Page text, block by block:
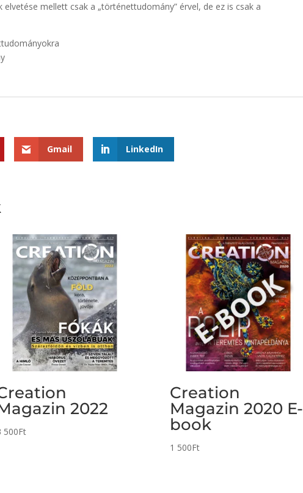
mellett csak a „történettudomány” érvel, de ez is csak a
Gmail LinkedIn
2022
500Ft
Creation
Magazin 2020 E-
book
1 500Ft